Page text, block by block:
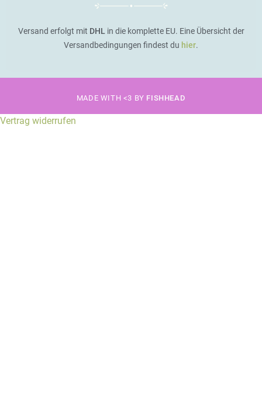
Versand erfolgt mit DHL in die komplette EU. Eine Übersicht der
Versandbedingungen findest du hier.
MADE WITH <3 BY FISHHEAD
Vertrag widerrufen